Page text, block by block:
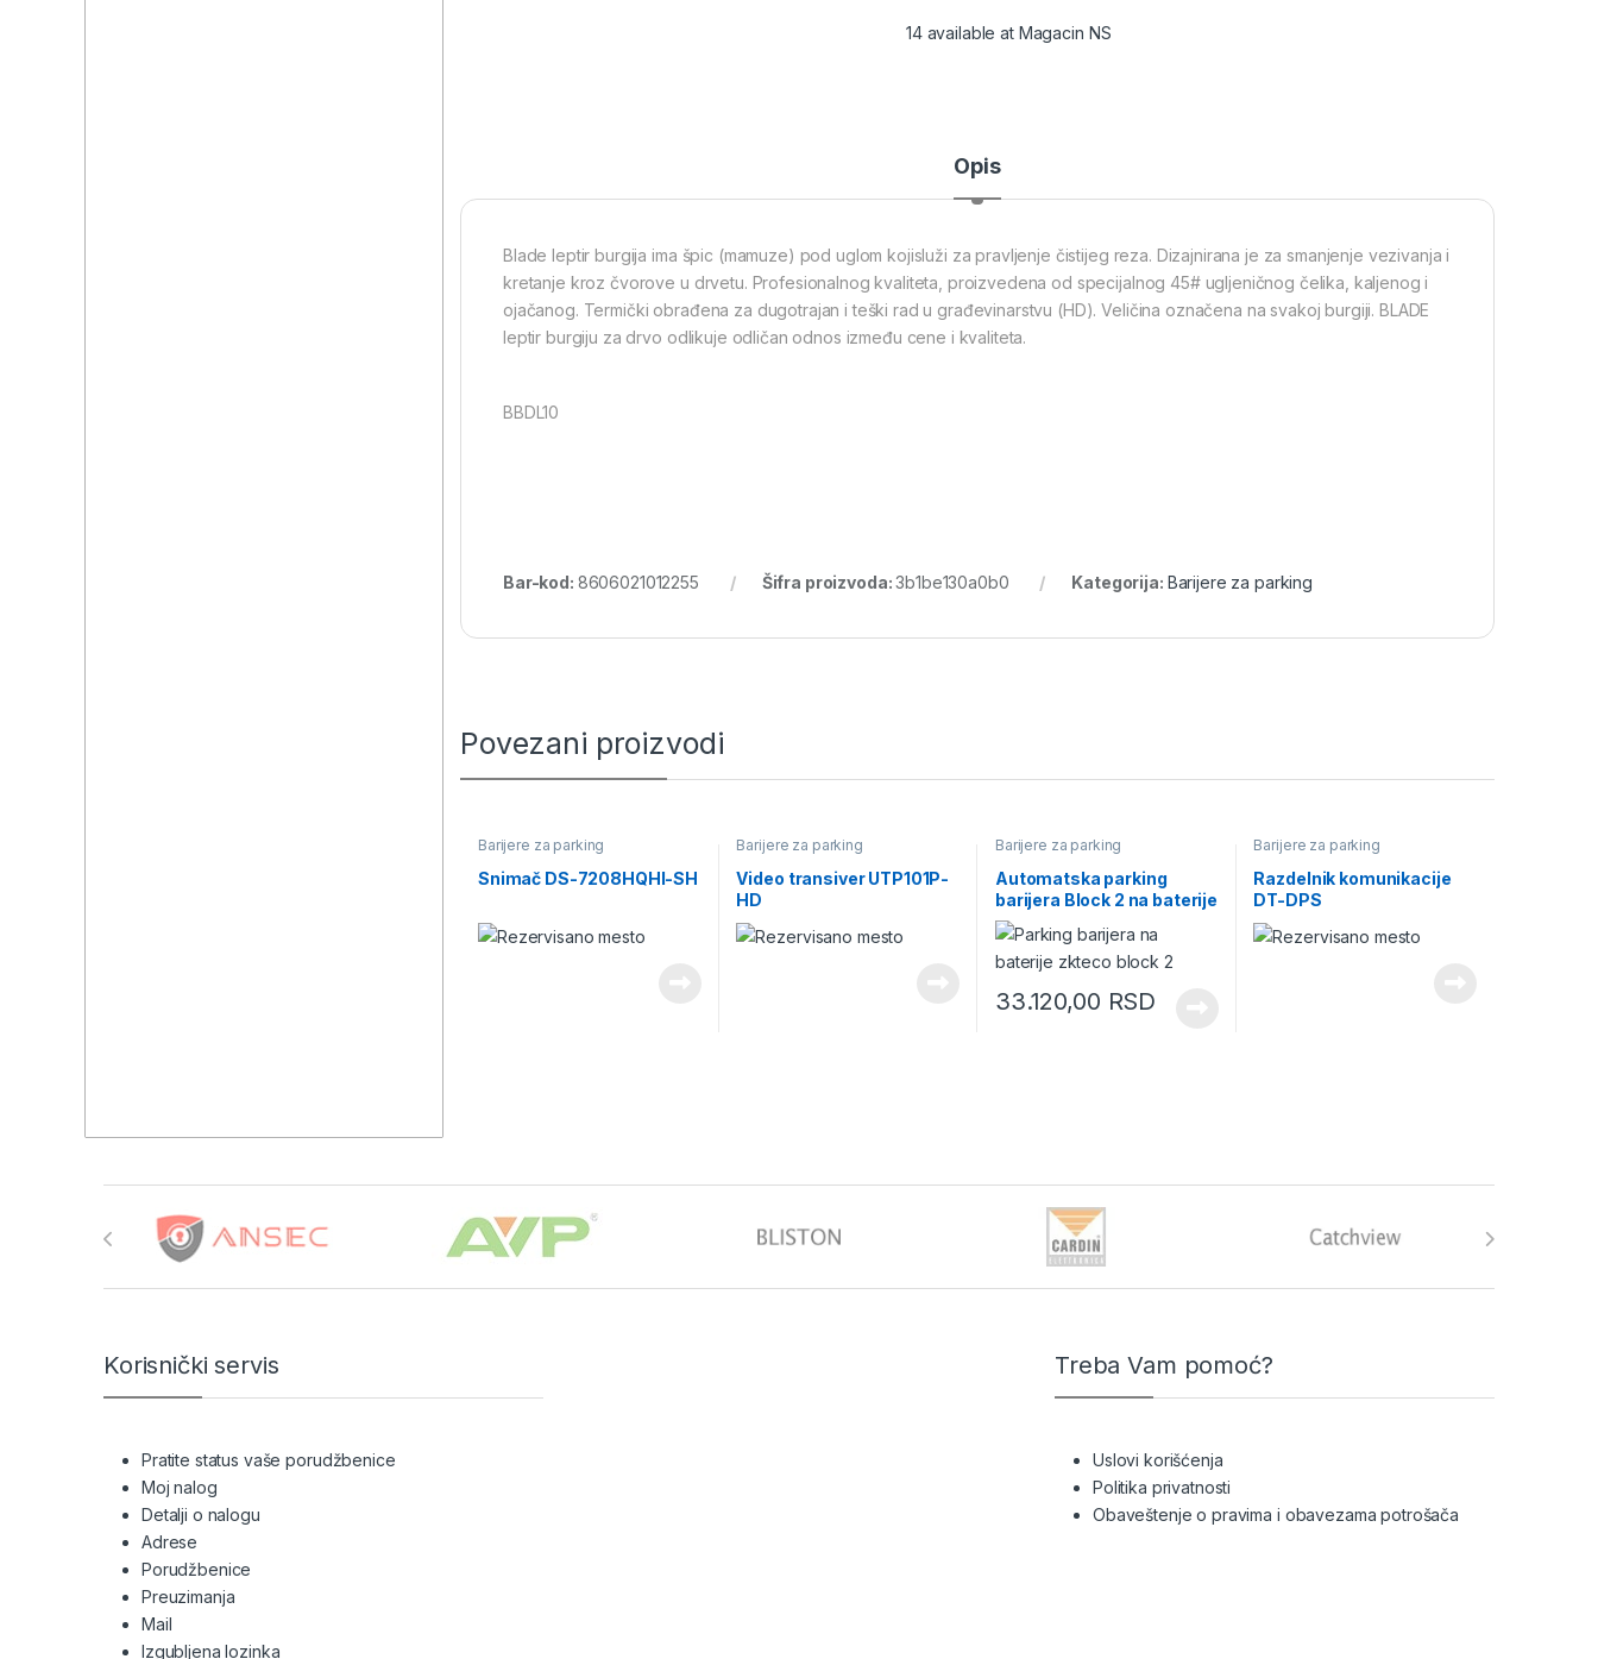
14 available at Magacin NS
Opis
Blade leptir burgija ima špic (mamuze) pod uglom kojisluži za pravljenje čistijeg reza. Dizajnirana je za smanjenje vezivanja i
kretanje kroz čvorove u drvetu. Profesionalnog kvaliteta, proizvedena od specijalnog 45# ugljeničnog čelika, kaljenog i
ojačanog. Termički obrađena za dugotrajan i teški rad u građevinarstvu (HD). Veličina označena na svakoj burgiji. BLADE
leptir burgiju za drvo odlikuje odličan odnos između cene i kvaliteta.
BBDL10
Bar-kod: 8606021012255 Šifra proizvoda:3b1be130a0b0 Kategorija: Barijere za parking
Povezani proizvodi
Barijere za parking
Snimač DS-7208HQHI-SH
Barijere za parking
Video transiver UTP101P-
HD
Barijere za parking
Automatska parking
barijera Block 2 na baterije
33.120,00 RSD
Barijere za parking
Razdelnik komunikacije
DT-DPS
Brands Carousel
Korisnički servis
Pratite status vaše porudžbenice
Moj nalog
Detalji o nalogu
Adrese
Porudžbenice
Preuzimanja
Mail
Izgubljena lozinka
Treba Vam pomoć?
Uslovi korišćenja
Politika privatnosti
Obaveštenje o pravima i obavezama potrošača